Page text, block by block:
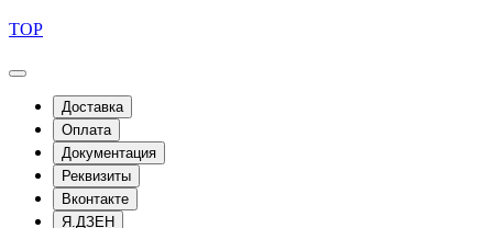
TOP
Доставка
Оплата
Документация
Реквизиты
Вконтакте
Я.ДЗЕН